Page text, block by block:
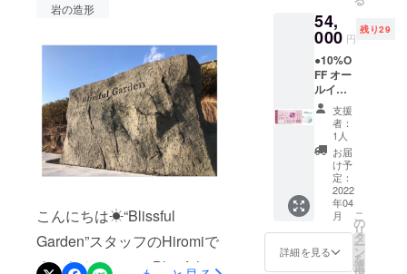
岩の造形
こんにちは☀“Blissful
Garden”スタッフのHiromiで
す！なんと！！！Blissful
放題で
す。 ロ
モバイ
ルバッ
テリー
付き。
専属コ
ンシェ
ルジュ
(バト
ラー)付
き。 平
日だけ
でな
金・
土・祝
「リ
ゾート
宿泊」
チケッ
トで
す。
（通常
販売価
格：
44000
円〜）
地元の
素材を
ふんだ
んに
使った
夕食、
オリジ
ナルモ
バイル
バッテ
リー ●
お礼の
メール
◆グラ
ンド
オープ
ン後に
ご宿泊
いただ
ける
「リ
ゾート
宿泊」
54,
000 円
残り29
●10%O
FF オー
ルイン
クルー
シブ付
【ドー
ムホテ
ル型グ
ランピ
ングリ
ゾート
１泊２
日宿泊
券（ペ
支援
者：
1人
お届
け予
定：
2022
年04
月
詳細を見る
こ
の
リ
タ
ー
ン
を
選